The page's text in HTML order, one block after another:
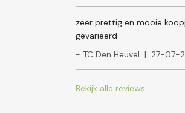
zeer prettig en mooie
gevarieerd.
- TC Den Heuvel | 27-07-
Bekijk alle reviews